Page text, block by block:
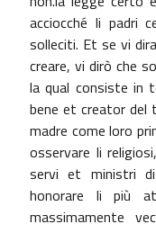
acciocché li padri
solleciti. Et se vi
creare, vi dirò che
la qual consiste in
bene et creator
madre come loro
osservare li
servi et ministri
honorare li più
massimamente